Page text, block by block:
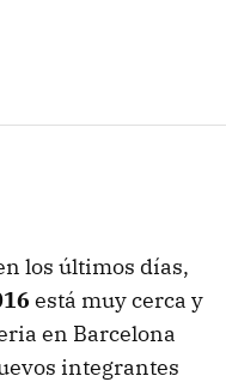
los últimos días,
está muy cerca y
en Barcelona
integrantes